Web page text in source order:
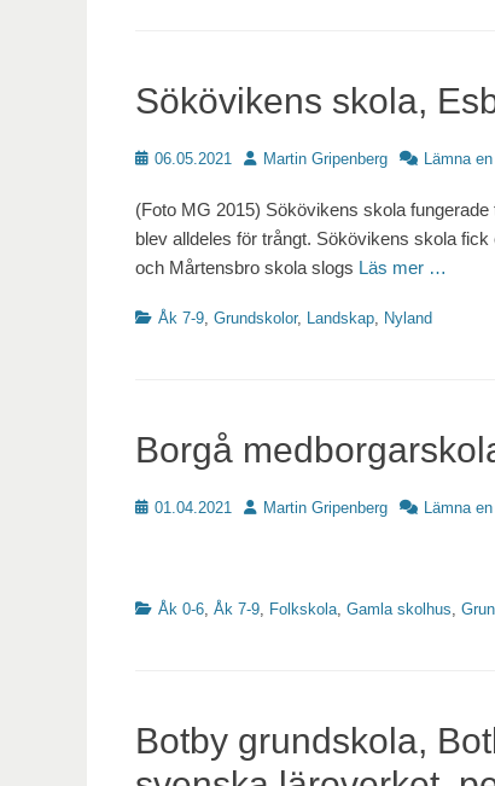
Sökövikens skola,
Publicerat
06.05.2021 Författare
Martin Gripenberg Lämna
(Foto MG 2015) Sökövikens skola
blev alldeles för trångt. Sökövikens skola
och Mårtensbro skola slogs Läs mer …
Kategorier
Åk 7-9, Grundskolor, Landskap, Nyland
Borgå
Publicerat
01.04.2021 Författare
Martin Gripenberg Lämna
Kategorier
Åk 0-6, Åk 7-9, Folkskola, Gamla skolhus,
Botby grundskola,